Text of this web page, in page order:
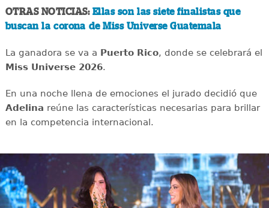
OTRAS NOTICIAS: Ellas son las siete finalistas que
buscan la corona de Miss Universe Guatemala
La ganadora se va a Puerto Rico, donde se celebrará el
Miss Universe 2026.
En una noche llena de emociones el jurado decidió que
Adelina reúne las características necesarias para brillar
en la competencia internacional.